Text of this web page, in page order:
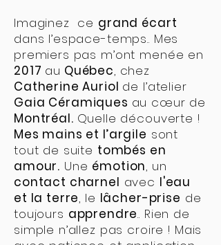
Imaginez ce grand écart
dans l’espace-temps.. Mes
premiers pas m’ont menée en
2017 au Québec, chez
Catherine Auriol de l’atelier
Gaia Céramiques au cœur de
Montréal. Quelle découverte !
Mes mains et l’argile sont
tout de suite tombés en
amour. Une émotion, un
contact charnel avec l'eau
et la terre, le lâcher-prise de
toujours apprendre.. Rien de
simple n’allez pas croire ! Mais